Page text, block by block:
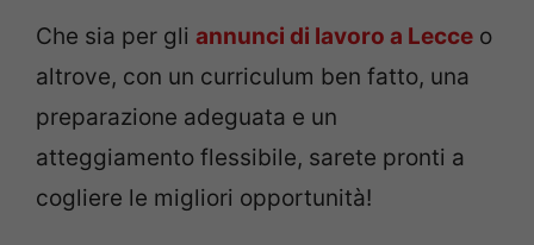
Che sia per gli annunci di lavoro a Lecce o
altrove, con un curriculum ben fatto, una
preparazione adeguata e un
atteggiamento flessibile, sarete pronti a
cogliere le migliori opportunità!